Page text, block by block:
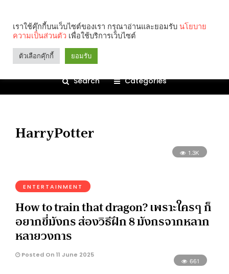
Search Categories
HarryPotter
1.3K
ENTERTAINMENT
How to train that dragon? เพราะใครๆ ก็
อยากขี่มังกร ส่องวิธีฝึก 8 มังกรจากหลาก
หลายวงการ
Posted On 11 June 2025
661
เราใช้คุ๊กกี้บนเว็บไซต์ของเรา กรุณาอ่านและยอมรับ นโยบาย
ความเป็นส่วนตัว เพื่อใช้บริการเว็บไซต์
ตัวเลือกคุ๊กกี้ ยอมรับ